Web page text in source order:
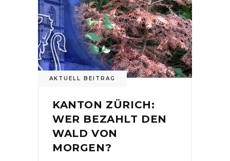
AKTUELL BEITRAG
KANTON ZÜRICH:
WER BEZAHLT DEN
WALD VON
MORGEN?